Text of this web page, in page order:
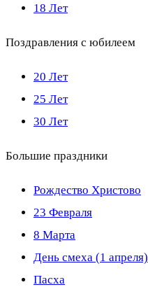
18 Лет
Поздравления с юбилеем
20 Лет
25 Лет
30 Лет
Большие праздники
Рождество Христово
23 Февраля
8 Марта
День смеха (1 апреля)
Пасха